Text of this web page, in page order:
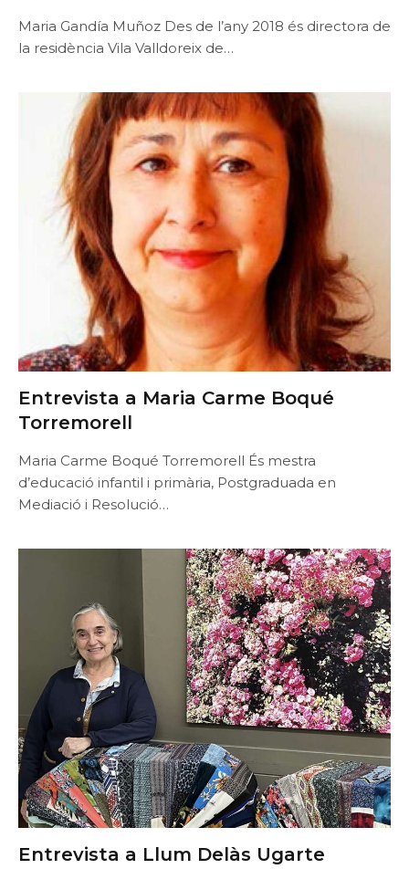
Maria Gandía Muñoz Des de l’any 2018 és directora de
la residència Vila Valldoreix de…
Entrevista a Maria Carme Boqué
Torremorell
Maria Carme Boqué Torremorell És mestra
d’educació infantil i primària, Postgraduada en
Mediació i Resolució…
Entrevista a Llum Delàs Ugarte